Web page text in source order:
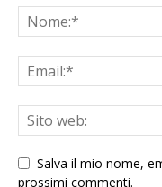
Salva il mio nome,
prossimi commenti.